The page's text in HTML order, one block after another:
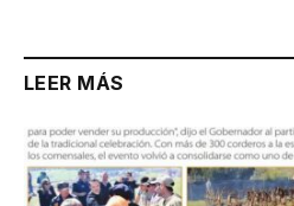
LEER MÁS